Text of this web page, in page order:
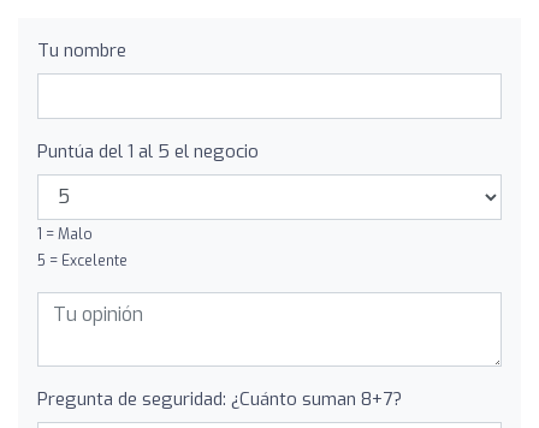
Tu nombre
Puntúa del 1 al 5 el negocio
1 = Malo
5 = Excelente
Pregunta de seguridad: ¿Cuánto suman 8+7?